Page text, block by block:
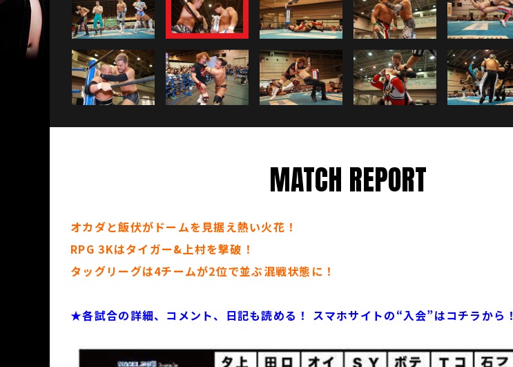
MATCH REPORT
オカダと飯伏がドームを見据え熱い火花！
RPG 3Kはタイガー&上村を撃破！
タッグリーグは4チームが2位で並ぶ混戦状態に！
★各試合の詳細、コメント、日記も読める！ スマホサイトの“入会”はコチラから！